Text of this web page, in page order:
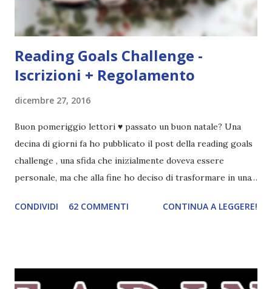
questo mi piacque sin da subito e ancora oggi sono fiera di
questa...
Reading Goals Challenge -
Iscrizioni + Regolamento
dicembre 27, 2016
Buon pomeriggio lettori ♥ passato un buon natale? Una
decina di giorni fa ho pubblicato il post della reading goals
challenge , una sfida che inizialmente doveva essere
personale, ma che alla fine ho deciso di trasformare in una
persone interessate. E quindi eccomi qui con il post delle
challenge un po' particolare perché ogni libro letto può
CONDIVIDI 62 COMMENTI CONTINUA A LEGGERE!